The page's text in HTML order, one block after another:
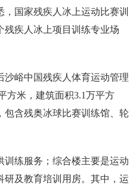
国家残疾人冰上运动比赛训
残疾人冰上项目训练专业场
沙峪中国残疾人体育运动管理
方米，建筑面积3.1万平方
包含残奥冰球比赛训练馆、轮
训练服务；综合楼主要是运动
研及教育培训用房。其中，运